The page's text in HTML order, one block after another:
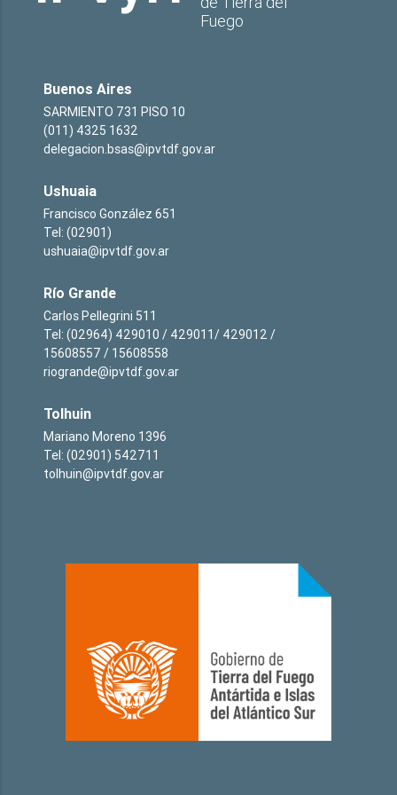
Fuego
Buenos Aires
SARMIENTO 731 PISO 10
(011) 4325 1632
delegacion.bsas@ipvtdf.gov.ar
Ushuaia
Francisco González 651
Tel: (02901)
ushuaia@ipvtdf.gov.ar
Río Grande
Carlos Pellegrini 511
Tel: (02964) 429010 / 429011/ 429012 /
15608557 / 15608558
riogrande@ipvtdf.gov.ar
Tolhuin
Mariano Moreno 1396
Tel: (02901) 542711
tolhuin@ipvtdf.gov.ar